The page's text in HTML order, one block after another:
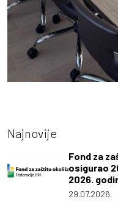
Najnovije
Fond za
osigurao
2026.
29.07.2026.